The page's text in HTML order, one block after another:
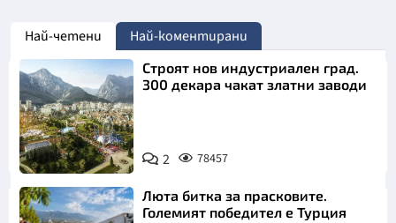
Най-четени Най-коментирани
Строят нов индустриален град.
300 декара чакат златни заводи
2 78457
Люта битка за прасковите.
Големият победител е Турция